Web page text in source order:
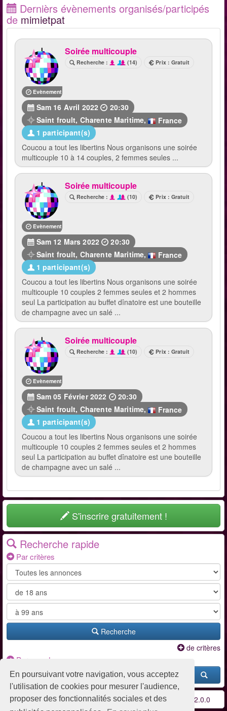
En poursuivant votre navigation, vous acceptez
l'utilisation de cookies pour mesurer l'audience,
proposer des fonctionnalités sociales et des
Dernièrs évènements organisés/participés
de mimietpat
Evènement terminé
Soirée multicouple
Recherche : (14) Prix : Gratuit
Sam 16 Avril 2022
20:30
Saint froult, Charente Maritime,
France
1 participant(s)
Coucou a tout les libertins Nous organisons une soirée
multicouple 10 à 14 couples, 2 femmes seules ...
Evènement terminé
Soirée multicouple
Recherche : (10) Prix : Gratuit
Sam 12 Mars 2022
20:30
Saint froult, Charente Maritime,
France
1 participant(s)
Coucou a tout les libertins Nous organisons une soirée
multicouple 10 couples 2 femmes seules et 2 hommes
seul La participation au buffet dînatoire est une bouteille
de champagne avec un salé ...
Evènement terminé
Soirée multicouple
Recherche : (10) Prix : Gratuit
Sam 05 Février 2022
20:30
Saint froult, Charente Maritime,
France
1 participant(s)
Coucou a tout les libertins Nous organisons une soirée
multicouple 10 couples 2 femmes seules et 2 hommes
seul La participation au buffet dînatoire est une bouteille
de champagne avec un salé ...
S'inscrire gratuitement !
Recherche rapide
Par critères
Recherche
de critères
Par pseudo
Conditions d'utilisation-Contact / FAQ-Partenaires v2.0.0